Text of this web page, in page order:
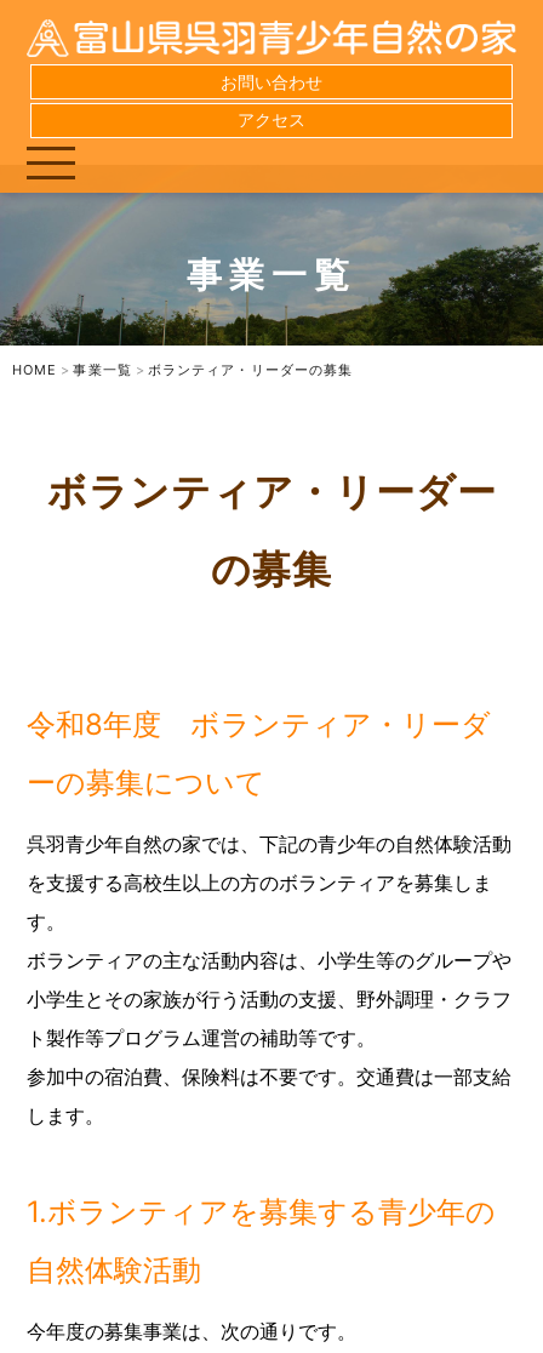
お問い合わせ
アクセス
事業一覧
HOME 事業一覧 ボランティア・リーダーの募集
ボランティア・リーダー
の募集
令和8年度 ボランティア・リーダ
ーの募集について
呉羽青少年自然の家では、下記の青少年の自然体験活動
を支援する高校生以上の方のボランティアを募集しま
す。
ボランティアの主な活動内容は、小学生等のグループや
小学生とその家族が行う活動の支援、野外調理・クラフ
ト製作等プログラム運営の補助等です。
参加中の宿泊費、保険料は不要です。交通費は一部支給
します。
1.ボランティアを募集する青少年の
自然体験活動
今年度の募集事業は、次の通りです。